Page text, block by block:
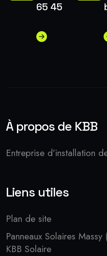
65 45
À propos de KBB
Entreprise d’installation
Liens utiles
Plan de site
Panneaux Solaires
KBB Solaire